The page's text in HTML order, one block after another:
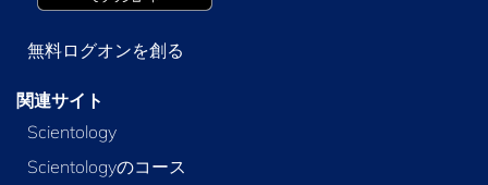
無料ログオンを創る
関連サイト
Scientology
Scientologyのコース